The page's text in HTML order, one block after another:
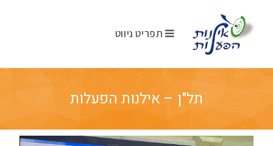
תפריט ניווט
תל"ן – אילנות הפעלות